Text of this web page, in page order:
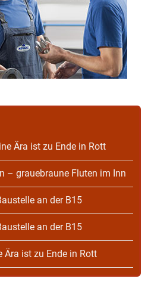
Ära ist zu Ende in Rott
– grauebraune Fluten im Inn
an der B15
an der B15
Ära ist zu Ende in Rott